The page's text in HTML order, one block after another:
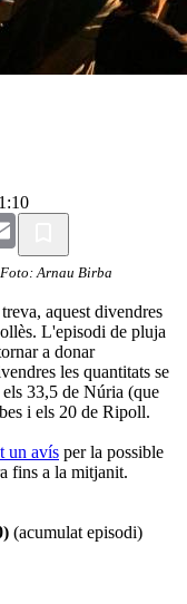
Email
Arnau Birba
aquest divendres
L'episodi de pluja
a donar
les quantitats se
33,5 de Núria (que
i els 20 de Ripoll.
un avís per la possible
fins a la mitjanit.
(acumulat episodi)